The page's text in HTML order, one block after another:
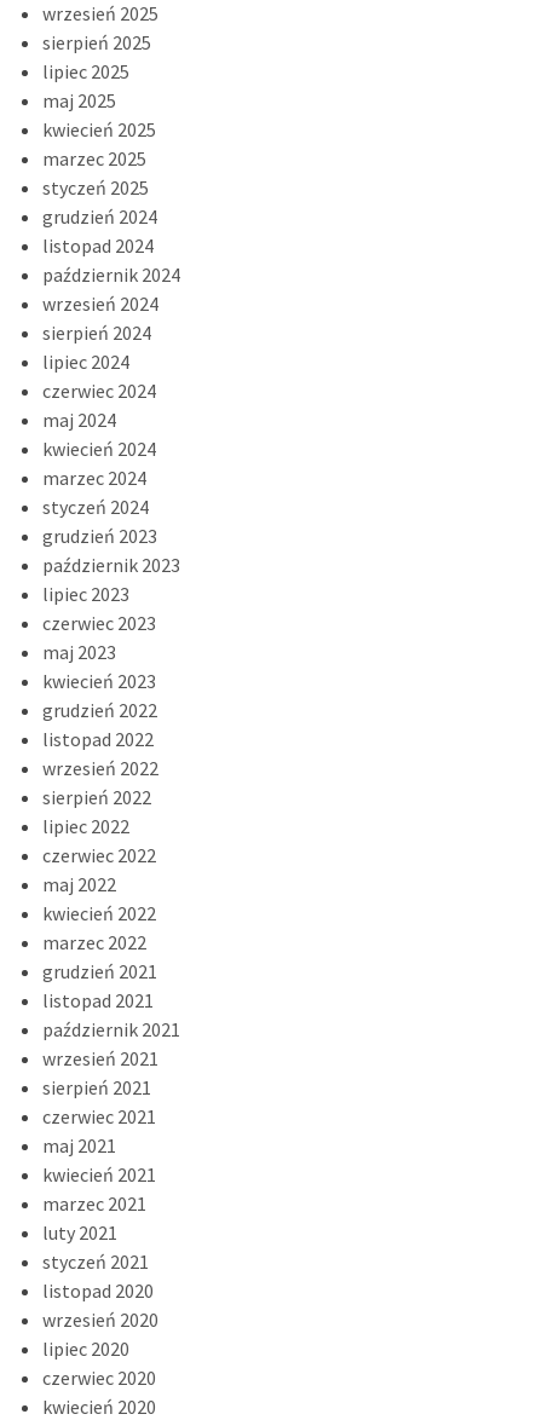
wrzesień 2025
sierpień 2025
lipiec 2025
maj 2025
kwiecień 2025
marzec 2025
styczeń 2025
grudzień 2024
listopad 2024
październik 2024
wrzesień 2024
sierpień 2024
lipiec 2024
czerwiec 2024
maj 2024
kwiecień 2024
marzec 2024
styczeń 2024
grudzień 2023
październik 2023
lipiec 2023
czerwiec 2023
maj 2023
kwiecień 2023
grudzień 2022
listopad 2022
wrzesień 2022
sierpień 2022
lipiec 2022
czerwiec 2022
maj 2022
kwiecień 2022
marzec 2022
grudzień 2021
listopad 2021
październik 2021
wrzesień 2021
sierpień 2021
czerwiec 2021
maj 2021
kwiecień 2021
marzec 2021
luty 2021
styczeń 2021
listopad 2020
wrzesień 2020
lipiec 2020
czerwiec 2020
kwiecień 2020